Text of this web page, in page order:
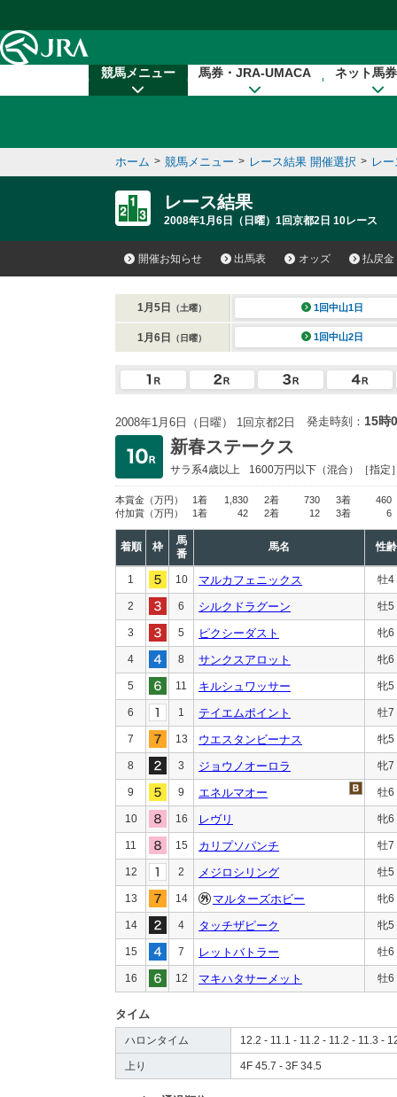
競馬メニュー 馬券・JRA-UMACA ネット馬
ホーム > 競馬メニュー > レース結果 開催選択 > レ
レース結果
2008年1月6日（日曜）1回京都2日 10レース
開催お知らせ 出馬表 オッズ 払戻金
1月5日 （土曜） 1回中山1日
1月6日 （日曜） 1回中山2日
2008年1月6日（日曜） 1回京都2日 発走時刻： 15時
新春ステークス
サラ系4歳以上 1600万円以下 （混合）［指定
本賞金 （万円） 1着 1,830 2着 730 3着
460
付加賞 （万円） 1着 42 2着 12 3着 6
着順 枠
馬
番
馬名 性齢
1 10 マルカフェニックス 牡4
2 6 シルクドラグーン 牡5
3 5 ピクシーダスト 牝6
4 8 サンクスアロット 牝6
5 11 キルシュワッサー 牝5
6 1 テイエムポイント 牡7
7 13 ウエスタンビーナス 牝5
8 3 ジョウノオーロラ 牝7
9 9 エネルマオー 牡6
10 16 レヴリ 牝6
11 15 カリプソパンチ 牡7
12 2 メジロシリング 牡5
13 14 マルターズホビー 牝6
14 4 タッチザピーク 牝5
15 7 レットバトラー 牡6
16 12 マキハタサーメット 牡6
タイム
ハロンタイム 12.2 - 11.1 - 11.2 - 11.2 - 11.3 -
上り 4F 45.7 - 3F 34.5